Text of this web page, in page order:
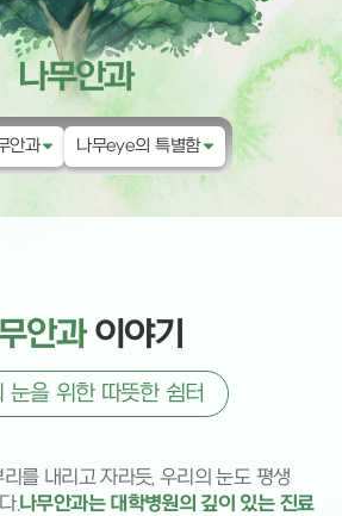
나무안과
안과
근시 클리닉
/녹내장 클리닉
눈종합검진
나무eye의 특별함
나무eye의 특별함
진료시간 & 오시는길
안과이야기
눈을 위한 따뜻한 쉼터
를 내리고 자라듯, 우리의 눈도 평생
.나무안과는 대학병원의 깊이 있는 진료